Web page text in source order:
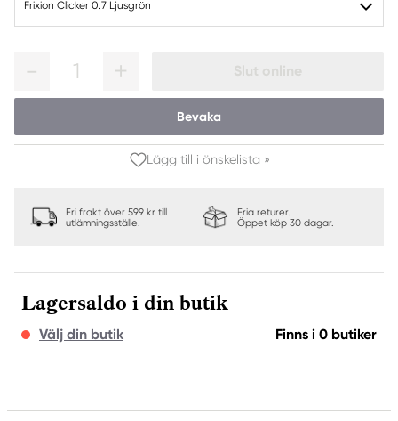
Frixion Clicker 0.7 Ljusgrön
1 Slut online
Bevaka
Lägg till i önskelista »
Fri frakt över 599 kr till
utlämningsställe.
Fria returer.
Öppet köp 30 dagar.
Lagersaldo i din butik
Välj din butik Finns i 0 butiker